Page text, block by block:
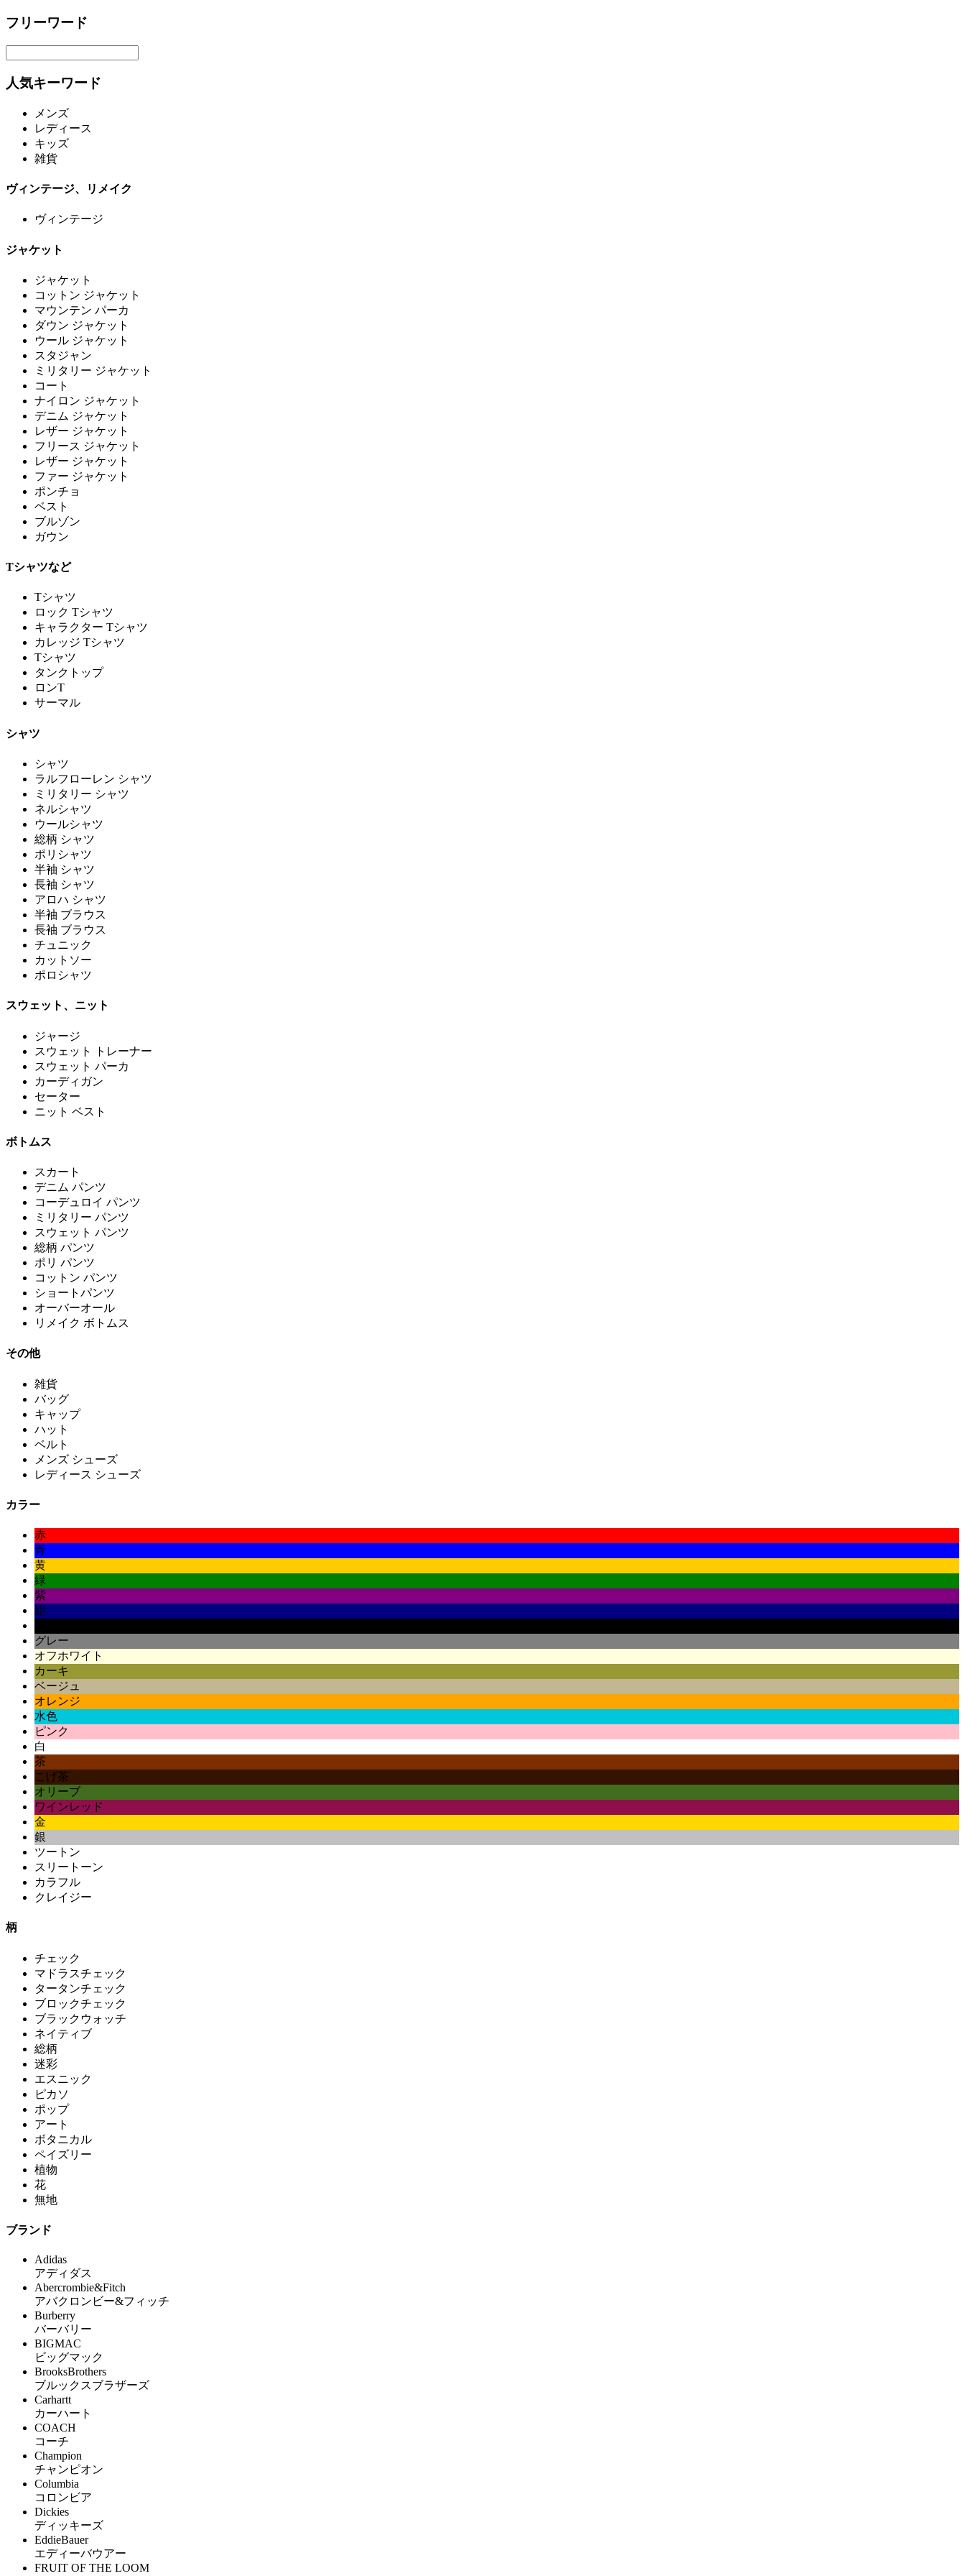
フリーワード
人気キーワード
メンズ
レディース
キッズ
雑貨
ヴィンテージ、リメイク
ヴィンテージ
ジャケット
ジャケット
コットン ジャケット
マウンテン パーカ
ダウン ジャケット
ウール ジャケット
スタジャン
ミリタリー ジャケット
コート
ナイロン ジャケット
デニム ジャケット
レザー ジャケット
フリース ジャケット
レザー ジャケット
ファー ジャケット
ポンチョ
ベスト
ブルゾン
ガウン
Tシャツなど
Tシャツ
ロック Tシャツ
キャラクター Tシャツ
カレッジ Tシャツ
Tシャツ
タンクトップ
ロンT
サーマル
シャツ
シャツ
ラルフローレン シャツ
ミリタリー シャツ
ネルシャツ
ウールシャツ
総柄 シャツ
ポリシャツ
半袖 シャツ
長袖 シャツ
アロハ シャツ
半袖 ブラウス
長袖 ブラウス
チュニック
カットソー
ポロシャツ
スウェット、ニット
ジャージ
スウェット トレーナー
スウェット パーカ
カーディガン
セーター
ニット ベスト
ボトムス
スカート
デニム パンツ
コーデュロイ パンツ
ミリタリー パンツ
スウェット パンツ
総柄 パンツ
ポリ パンツ
コットン パンツ
ショートパンツ
オーバーオール
リメイク ボトムス
その他
雑貨
バッグ
キャップ
ハット
ベルト
メンズ シューズ
レディース シューズ
カラー
赤
青
黄
緑
紫
紺
グレー
オフホワイト
カーキ
ベージュ
オレンジ
水色
ピンク
白
茶
こげ茶
オリーブ
ワインレッド
金
銀
ツートン
スリートーン
カラフル
クレイジー
柄
チェック
マドラスチェック
タータンチェック
ブロックチェック
ブラックウォッチ
ネイティブ
総柄
迷彩
エスニック
ピカソ
ポップ
アート
ボタニカル
ペイズリー
植物
花
無地
ブランド
Adidas
アディダス
Abercrombie&Fitch
アバクロンビー&フィッチ
Burberry
バーバリー
BIGMAC
ビッグマック
BrooksBrothers
ブルックスブラザーズ
Carhartt
カーハート
COACH
コーチ
Champion
チャンピオン
Columbia
コロンビア
Dickies
ディッキーズ
EddieBauer
エディーバウアー
FRUIT OF THE LOOM